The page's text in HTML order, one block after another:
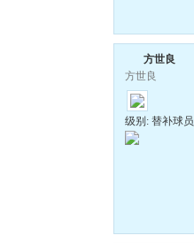
方世良
方世良
级别: 替补球员